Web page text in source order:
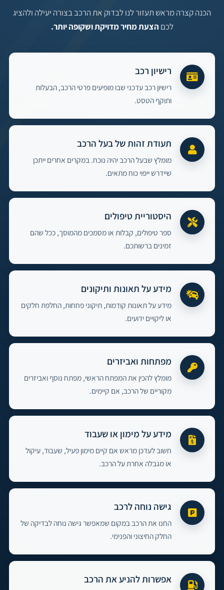
הכנה קצרה מראש תעזור לנו לבדוק את הרכב בצורה יעילה ולהציג
לכם הצעת מחיר מדויקת ושקופה יותר.
רישיון רכב
רישיון רכב עדכני שבו מופיעים פרטי הרכב, הבעלות
ותוקף הטסט.
תעודת זהות של בעל הרכב
מומלץ שבעל הרכב יהיה נוכח. במקרים אחרים ייתכן
שיידרש ייפוי כוח מתאים.
היסטוריית טיפולים
ספר טיפולים, קבלות או מסמכים מהמוסך, ככל שהם
זמינים ברשותכם.
מידע על תאונות ותיקונים
מידע על תאונות קודמות, תיקוני פחחות, החלפת חלקים
או ליקויים ידועים.
מפתחות ואביזרים
מומלץ להכין את המפתח הראשי, מפתח נוסף ואביזרים
מקוריים של הרכב, אם קיימים.
מידע על מימון או שעבוד
חשוב לעדכן מראש אם קיים מימון פעיל, שעבוד, עיקול
או מגבלה אחרת על הרכב.
גישה נוחה לרכב
החנו את הרכב במקום שמאפשר גישה נוחה לבדיקה של
החלק החיצוני והפנימי.
אפשרות להניע את הרכב